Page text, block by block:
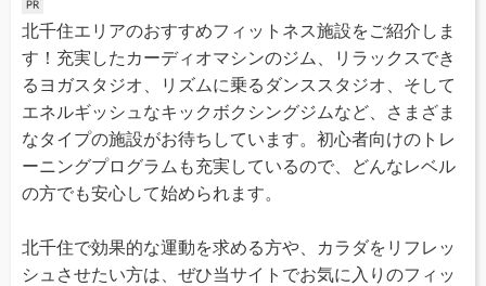
北千住エリアのおすすめフィットネス施設をご紹介しま
す！充実したカーディオマシンのジム、リラックスでき
るヨガスタジオ、リズムに乗るダンススタジオ、そして
エネルギッシュなキックボクシングジムなど、さまざま
なタイプの施設がお待ちしています。初心者向けのトレ
ーニングプログラムも充実しているので、どんなレベル
の方でも安心して始められます。
北千住で効果的な運動を求める方や、カラダをリフレッ
シュさせたい方は、ぜひ当サイトでお気に入りのフィッ